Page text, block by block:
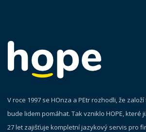
V roce 1997 se HOnza a PEtr rozhodli, že
bude lidem pomáhat. Tak vzniklo HOPE, které
27 let zajišťuje kompletní jazykový servis pro